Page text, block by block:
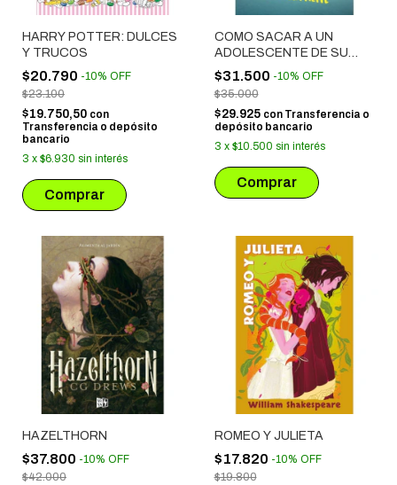
HARRY POTTER: DULCES
Y TRUCOS
$20.790 -10% OFF
$23.100
$19.750,50 con
Transferencia o depósito
bancario
3 x $6.930 sin interés
COMO SACAR A UN
ADOLESCENTE DE SU
HABITACION
$31.500 -10% OFF
$35.000
$29.925 con Transferencia o
depósito bancario
3 x $10.500 sin interés
HAZELTHORN
$37.800 -10% OFF
$42.000
ROMEO Y JULIETA
$17.820 -10% OFF
$19.800